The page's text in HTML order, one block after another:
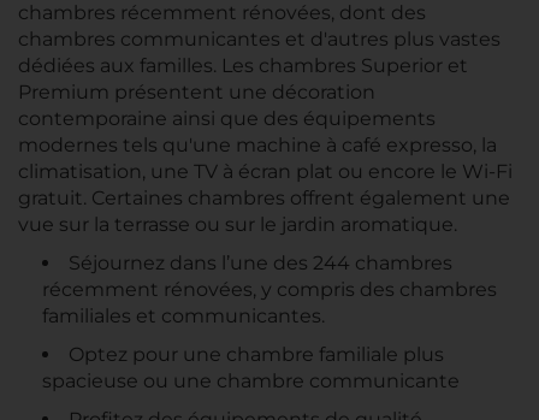
chambres récemment rénovées, dont des
chambres communicantes et d'autres plus vastes
dédiées aux familles. Les chambres Superior et
Premium présentent une décoration
contemporaine ainsi que des équipements
modernes tels qu'une machine à café expresso, la
climatisation, une TV à écran plat ou encore le Wi-Fi
gratuit. Certaines chambres offrent également une
vue sur la terrasse ou sur le jardin aromatique.
Séjournez dans l’une des 244 chambres
récemment rénovées, y compris des chambres
familiales et communicantes.
Optez pour une chambre familiale plus
spacieuse ou une chambre communicante